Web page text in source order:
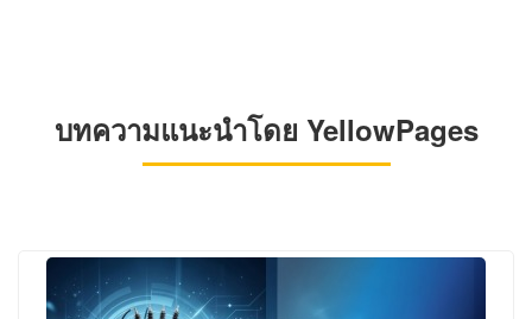
บทความแนะนำโดย YellowPages